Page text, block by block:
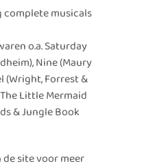
complete musicals
o.a. Saturday
Nine (Maury
(Wright, Forrest &
Little Mermaid
& Jungle Book
de site voor meer